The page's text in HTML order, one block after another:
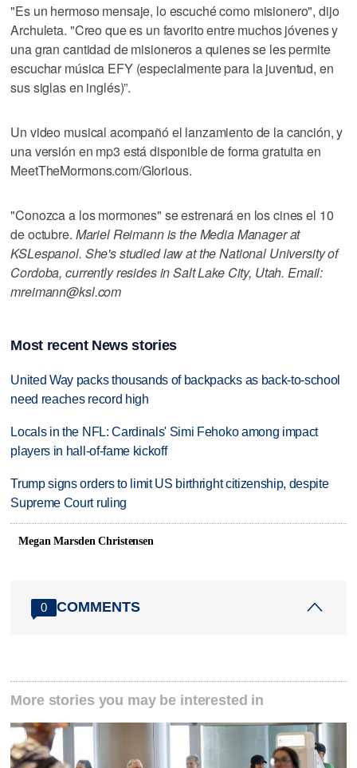
"Es un hermoso mensaje, lo escuché como misionero", dijo
Archuleta. "Creo que es un favorito entre muchos jóvenes y
una gran cantidad de misioneros a quienes se les permite
escuchar música EFY (especialmente para la juventud, en
sus siglas en inglés)”.
Un video musical acompañó el lanzamiento de la canción, y
una versión en mp3 está disponible de forma gratuita en
MeetTheMormons.com/Glorious.
"Conozca a los mormones" se estrenará en los cines el 10
de octubre. Mariel Reimann is the Media Manager at
KSLespanol. She's studied law at the National University of
Cordoba, currently resides in Salt Lake City, Utah. Email:
mreimann@ksl.com
Most recent News stories
United Way packs thousands of backpacks as back-to-school
need reaches record high
Locals in the NFL: Cardinals' Simi Fehoko among impact
players in hall-of-fame kickoff
Trump signs orders to limit US birthright citizenship, despite
Supreme Court ruling
Megan Marsden Christensen
0 COMMENTS
More stories you may be interested in